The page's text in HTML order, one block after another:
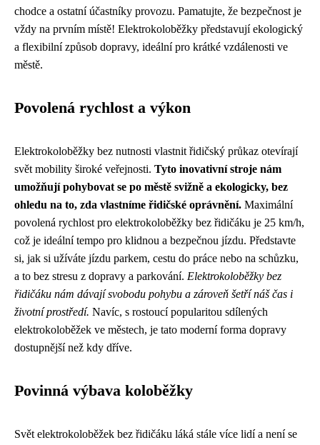
chodce a ostatní účastníky provozu. Pamatujte, že bezpečnost je
vždy na prvním místě! Elektrokoloběžky představují ekologický
a flexibilní způsob dopravy, ideální pro krátké vzdálenosti ve
městě.
Povolená rychlost a výkon
Elektrokoloběžky bez nutnosti vlastnit řidičský průkaz otevírají
svět mobility široké veřejnosti. Tyto inovativní stroje nám
umožňují pohybovat se po městě svižně a ekologicky, bez
ohledu na to, zda vlastníme řidičské oprávnění. Maximální
povolená rychlost pro elektrokoloběžky bez řidičáku je 25 km/h,
což je ideální tempo pro klidnou a bezpečnou jízdu. Představte
si, jak si užíváte jízdu parkem, cestu do práce nebo na schůzku,
a to bez stresu z dopravy a parkování. Elektrokoloběžky bez
řidičáku nám dávají svobodu pohybu a zároveň šetří náš čas i
životní prostředí. Navíc, s rostoucí popularitou sdílených
elektrokoloběžek ve městech, je tato moderní forma dopravy
dostupnější než kdy dříve.
Povinná výbava koloběžky
Svět elektrokoloběžek bez řidičáku láká stále více lidí a není se